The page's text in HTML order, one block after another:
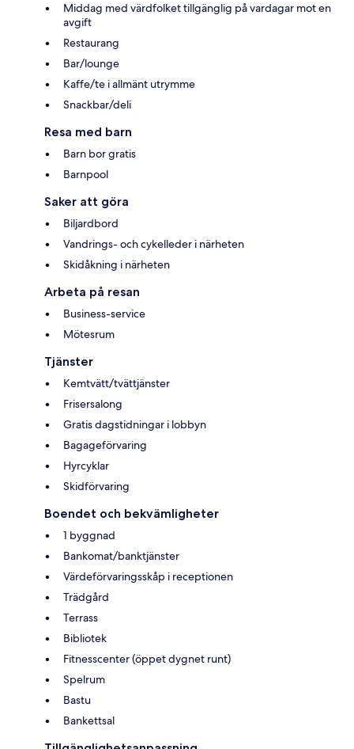
Middag med värdfolket tillgänglig på vardagar mot en
avgift
Restaurang
Bar/lounge
Kaffe/te i allmänt utrymme
Snackbar/deli
Resa med barn
Barn bor gratis
Barnpool
Saker att göra
Biljardbord
Vandrings- och cykelleder i närheten
Skidåkning i närheten
Arbeta på resan
Business-service
Mötesrum
Tjänster
Kemtvätt/tvättjänster
Frisersalong
Gratis dagstidningar i lobbyn
Bagageförvaring
Hyrcyklar
Skidförvaring
Boendet och bekvämligheter
1 byggnad
Bankomat/banktjänster
Värdeförvaringsskåp i receptionen
Trädgård
Terrass
Bibliotek
Fitnesscenter (öppet dygnet runt)
Spelrum
Bastu
Bankettsal